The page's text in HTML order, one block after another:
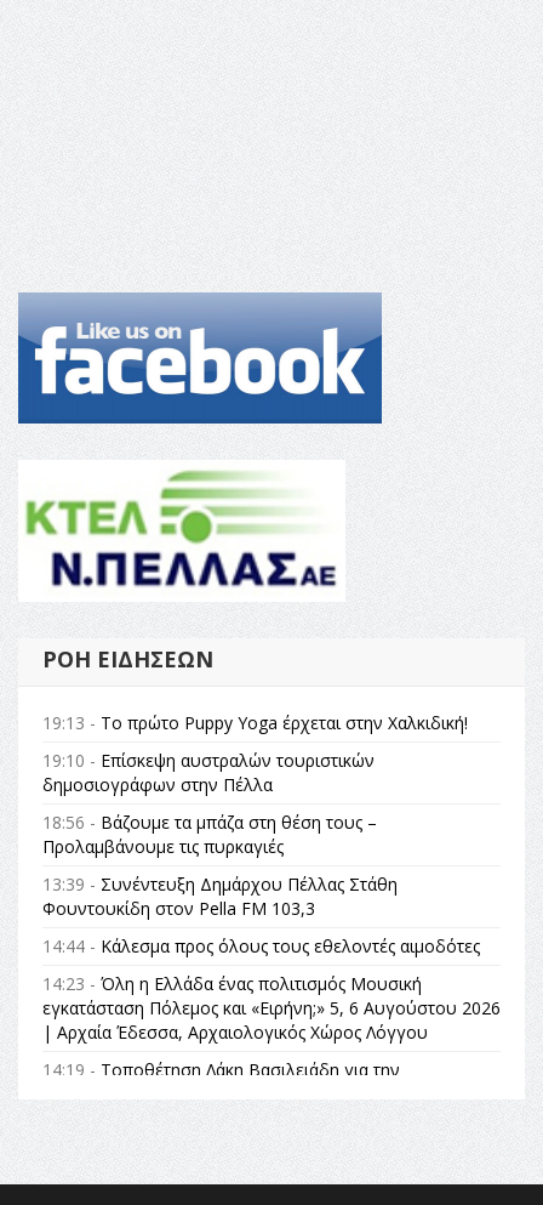
ΡΟΉ ΕΙΔΉΣΕΩΝ
19:13 - Το πρώτο Puppy Yoga έρχεται στην Χαλκιδική!
19:10 - Επίσκεψη αυστραλών τουριστικών
δημοσιογράφων στην Πέλλα
18:56 - Βάζουμε τα μπάζα στη θέση τους –
Προλαμβάνουμε τις πυρκαγιές
13:39 - Συνέντευξη Δημάρχου Πέλλας Στάθη
Φουντουκίδη στον Pella FM 103,3
14:44 - Κάλεσμα προς όλους τους εθελοντές αιμοδότες
14:23 - Όλη η Ελλάδα ένας πολιτισμός Μουσική
εγκατάσταση Πόλεμος και «Ειρήνη;» 5, 6 Αυγούστου 2026
| Αρχαία Έδεσσα, Αρχαιολογικός Χώρος Λόγγου
14:19 - Τοποθέτηση Λάκη Βασιλειάδη για την
Αναθεώρηση του Συντάγματος: «Σε τέτοιες κορυφαίες
θεσμικές διαδικασίες υπάρχει μόνο η ευθύνη απέναντι
στις επόμενες γενιές»
16:35 -Το πρόγραμμα του ΠΑΟΚ στον δεύτερο γύρο του